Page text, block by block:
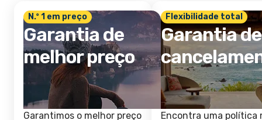
N.º 1 em preço
Garantia de
melhor preço
Garantimos o melhor preço
Flexibilidade total
Garantia de
Encontra uma política